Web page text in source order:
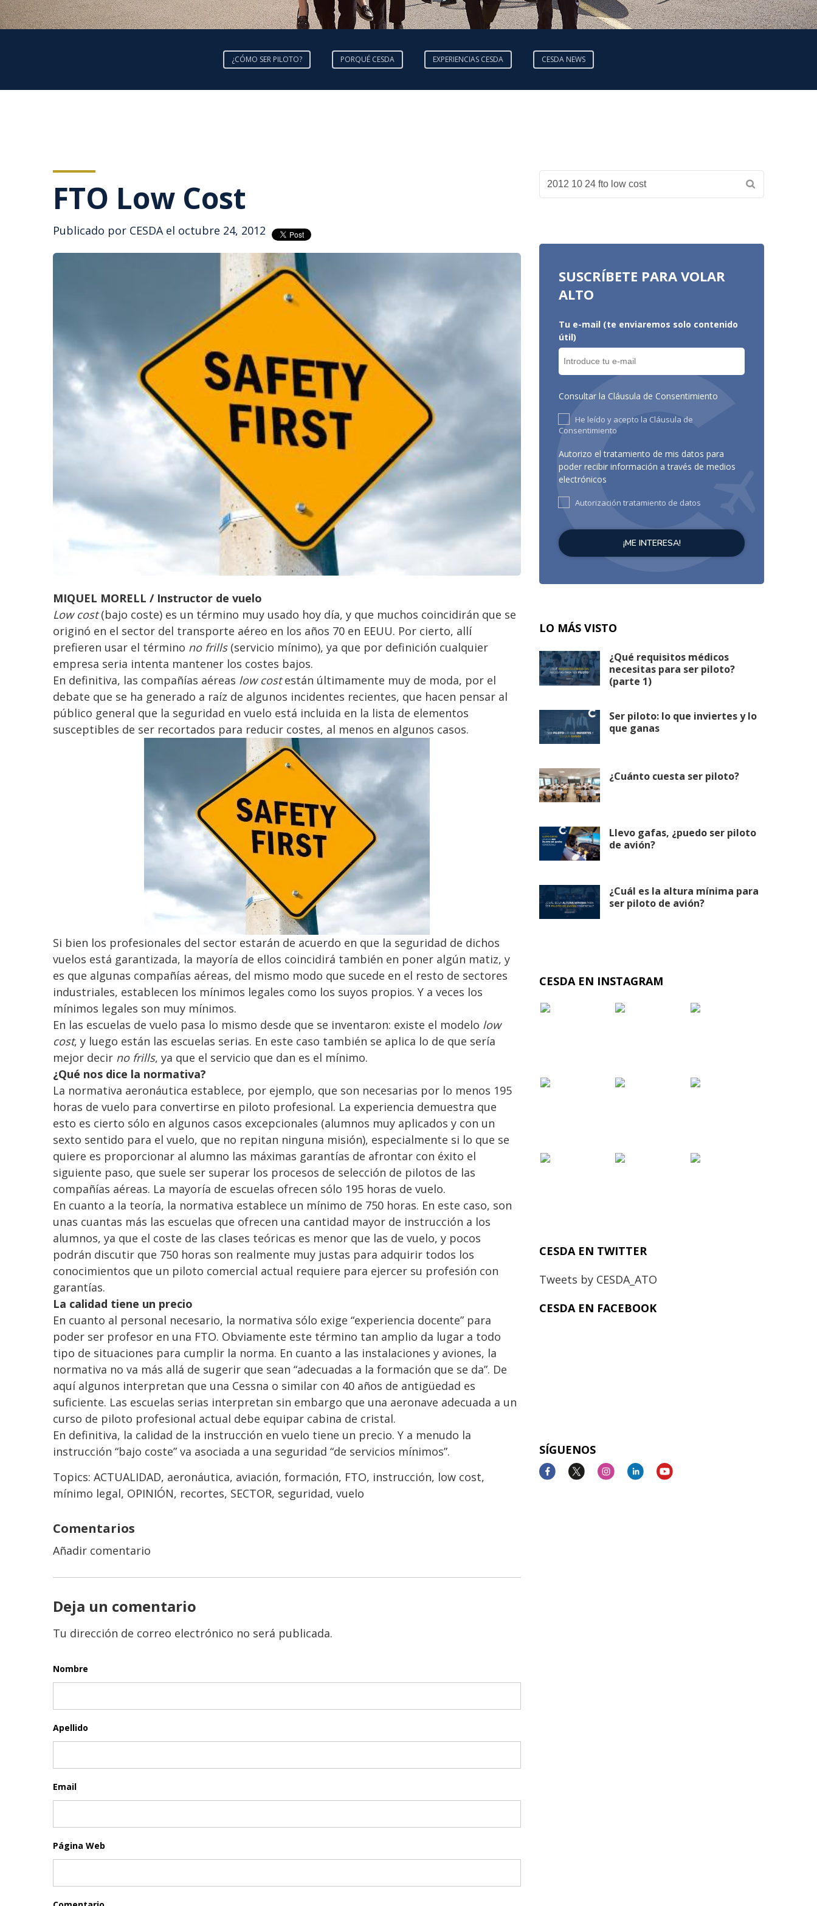
¿CÓMO SER PILOTO? PORQUÉ CESDA EXPERIENCIAS CESDA CESDA NEWS
FTO Low Cost
Publicado por CESDAel octubre 24, 2012
MIQUEL MORELL / Instructor de vuelo
Low cost(bajo coste) es un término muy usado hoy día, y que muchos coincidirán que se
originó en el sector del transporte aéreo en los años 70 en EEUU. Por cierto, allí
prefieren usar el término no frills(servicio mínimo), ya que por definición cualquier
empresa seria intenta mantener los costes bajos.
En definitiva, las compañías aéreas low costestán últimamente muy de moda, por el
debate que se ha generado a raíz de algunos incidentes recientes, que hacen pensar al
público general que la seguridad en vuelo está incluida en la lista de elementos
susceptibles de ser recortados para reducir costes, al menos en algunos casos.
Si bien los profesionales del sector estarán de acuerdo en que la seguridad de dichos
vuelos está garantizada, la mayoría de ellos coincidirá también en poner algún matiz, y
es que algunas compañías aéreas, del mismo modo que sucede en el resto de sectores
industriales, establecen los mínimos legales como los suyos propios. Y a veces los
mínimos legales son muy mínimos.
En las escuelas de vuelo pasa lo mismo desde que se inventaron: existe el modelo low
cost, y luego están las escuelas serias. En este caso también se aplica lo de que sería
mejor decir no frills, ya que el servicio que dan es el mínimo.
¿Qué nos dice la normativa?
La normativa aeronáutica establece, por ejemplo, que son necesarias por lo menos 195
horas de vuelo para convertirse en piloto profesional. La experiencia demuestra que
esto es cierto sólo en algunos casos excepcionales (alumnos muy aplicados y con un
sexto sentido para el vuelo, que no repitan ninguna misión), especialmente si lo que se
quiere es proporcionar al alumno las máximas garantías de afrontar con éxito el
siguiente paso, que suele ser superar los procesos de selección de pilotos de las
compañías aéreas. La mayoría de escuelas ofrecen sólo 195 horas de vuelo.
En cuanto a la teoría, la normativa establece un mínimo de 750 horas. En este caso, son
unas cuantas más las escuelas que ofrecen una cantidad mayor de instrucción a los
alumnos, ya que el coste de las clases teóricas es menor que las de vuelo, y pocos
podrán discutir que 750 horas son realmente muy justas para adquirir todos los
conocimientos que un piloto comercial actual requiere para ejercer su profesión con
garantías.
La calidad tiene un precio
En cuanto al personal necesario, la normativa sólo exige “experiencia docente” para
poder ser profesor en una FTO. Obviamente este término tan amplio da lugar a todo
tipo de situaciones para cumplir la norma. En cuanto a las instalaciones y aviones, la
normativa no va más allá de sugerir que sean “adecuadas a la formación que se da”. De
aquí algunos interpretan que una Cessna o similar con 40 años de antigüedad es
suficiente. Las escuelas serias interpretan sin embargo que una aeronave adecuada a un
curso de piloto profesional actual debe equipar cabina de cristal.
En definitiva, la calidad de la instrucción en vuelo tiene un precio. Y a menudo la
instrucción “bajo coste” va asociada a una seguridad “de servicios mínimos”.
Topics: ACTUALIDAD, aeronáutica, aviación, formación, FTO, instrucción, low cost,
mínimo legal, OPINIÓN, recortes, SECTOR, seguridad, vuelo
Comentarios
Añadir comentario
Deja un comentario
Tu dirección de correo electrónico no será publicada.
Nombre
Apellido
Email
Página Web
SUSCRÍBETE PARA VOLAR
ALTO
Tu e-mail (te enviaremos solo contenido
útil)
Consultar la Cláusula de Consentimiento
He leído y acepto la Cláusula de
Consentimiento
Autorizo el tratamiento de mis datos para
poder recibir información a través de medios
electrónicos
Autorización tratamiento de datos
LO MÁS VISTO
¿Qué requisitos médicos
necesitas para ser piloto?
(parte 1)
Ser piloto: lo que inviertes y lo
que ganas
¿Cuánto cuesta ser piloto?
Llevo gafas, ¿puedo ser piloto
de avión?
¿Cuál es la altura mínima para
ser piloto de avión?
CESDA EN INSTAGRAM
CESDA EN TWITTER
Tweets by CESDA_ATO
CESDA EN FACEBOOK
SÍGUENOS